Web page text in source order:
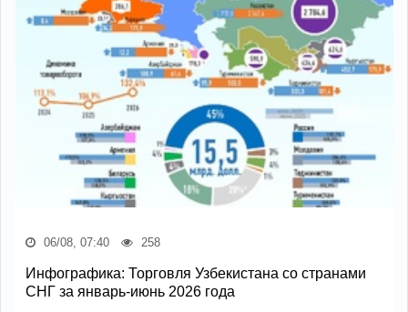
06/08, 07:40 258
Инфографика: Торговля Узбекистана со странами
СНГ за январь-июнь 2026 года